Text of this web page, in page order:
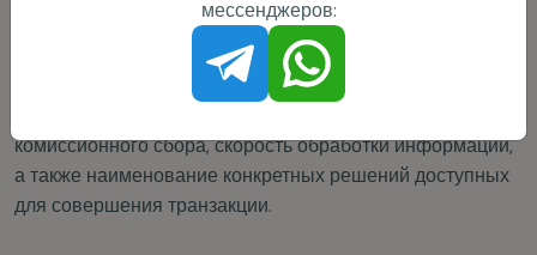
криптовалютный кошелек.
При этом посредник не сообщает действующие на
комиссионного сбора, скорость обработки информации,
а также наименование конкретных решений доступных
для совершения транзакции.
мессенджеров: